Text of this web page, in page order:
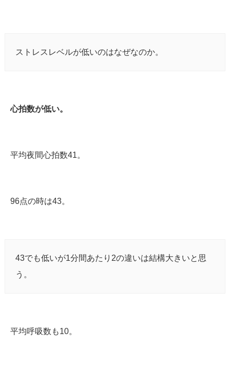
ストレスレベルが低いのはなぜなのか。
心拍数が低い。
平均夜間心拍数41。
96点の時は43。
43でも低いが1分間あたり2の違いは結構大きいと思
う。
平均呼吸数も10。